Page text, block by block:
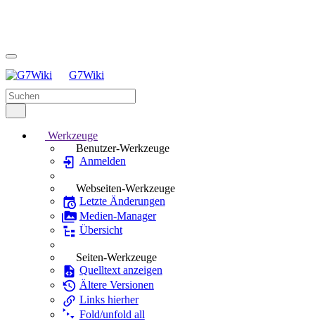
G7Wiki
Werkzeuge
Benutzer-Werkzeuge
Anmelden
Webseiten-Werkzeuge
Letzte Änderungen
Medien-Manager
Übersicht
Seiten-Werkzeuge
Quelltext anzeigen
Ältere Versionen
Links hierher
Fold/unfold all